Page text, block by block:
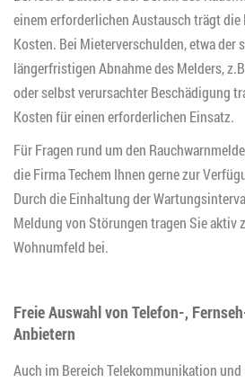
einem erforderlichen Austausch trägt die
Kosten. Bei Mieterverschulden, etwa der
längerfristigen Abnahme des Melders,
oder selbst verursachter Beschädigung
Kosten für einen erforderlichen Einsatz.
Für Fragen rund um den
die Firma Techem Ihnen gerne zur
Durch die Einhaltung der
Meldung von Störungen tragen Sie aktiv
Wohnumfeld bei.
Freie Auswahl von Telefon-,
Anbietern
Auch im Bereich Telekommunikation